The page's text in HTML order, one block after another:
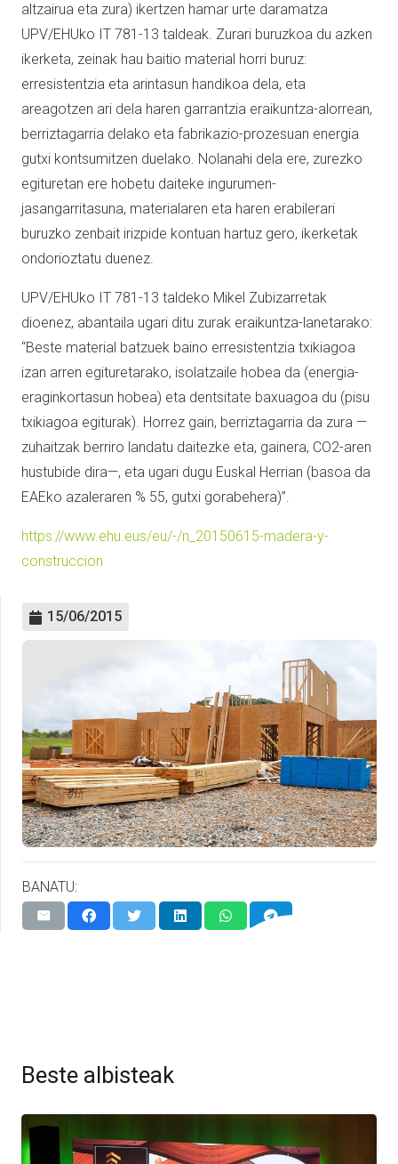
altzairua eta zura) ikertzen hamar urte daramatza
UPV/EHUko IT 781-13 taldeak. Zurari buruzkoa du azken
ikerketa, zeinak hau baitio material horri buruz:
erresistentzia eta arintasun handikoa dela, eta
areagotzen ari dela haren garrantzia eraikuntza-alorrean,
berriztagarria delako eta fabrikazio-prozesuan energia
gutxi kontsumitzen duelako. Nolanahi dela ere, zurezko
egituretan ere hobetu daiteke ingurumen-
jasangarritasuna, materialaren eta haren erabilerari
buruzko zenbait irizpide kontuan hartuz gero, ikerketak
ondorioztatu duenez.
UPV/EHUko IT 781-13 taldeko Mikel Zubizarretak
dioenez, abantaila ugari ditu zurak eraikuntza-lanetarako:
“Beste material batzuek baino erresistentzia txikiagoa
izan arren egituretarako, isolatzaile hobea da (energia-
eraginkortasun hobea) eta dentsitate baxuagoa du (pisu
txikiagoa egiturak). Horrez gain, berriztagarria da zura —
zuhaitzak berriro landatu daitezke eta, gainera, CO2-aren
hustubide dira—, eta ugari dugu Euskal Herrian (basoa da
EAEko azaleraren % 55, gutxi gorabehera)”.
https://www.ehu.eus/eu/-/n_20150615-madera-y-
construccion
15/06/2015
BANATU:
Beste albisteak